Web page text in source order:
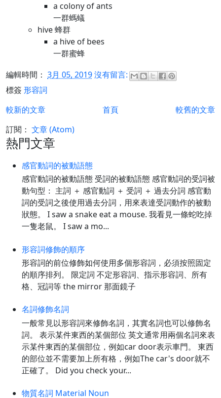
a colony of ants
一群螞蟻
hive 蜂群
a hive of bees
一群蜜蜂
編輯時間： 3月 05, 2019沒有留言:
標簽 形容詞
較新的文章
較舊的文章
首頁
訂閱： 文章 (Atom)
熱門文章
感官動詞的被動語態
感官動詞的被動語態 受詞的被動語態 感官動詞的受詞被
動句型： 主詞 ＋ 感官動詞 ＋ 受詞 ＋ 過去分詞 感官動
詞的受詞之後使用過去分詞，用來表達受詞動作的被動
狀態。 I saw a snake eat a mouse. 我看見一條蛇吃掉
一隻老鼠。 I saw a mo...
形容詞修飾的順序
形容詞的前位修飾如何使用多個形容詞，必須按照固定
的順序排列。 限定詞 不定形容詞、指示形容詞、所有
格、冠詞等 the mirror 那面鏡子
名詞修飾名詞
一般常見以形容詞來修飾名詞，其實名詞也可以修飾名
詞。 表示某件東西的某個部位 英文通常用兩個名詞來表
示某件東西的某個部位，例如car door表示車門。 東西
的部位並不需要加上所有格，例如The car's door就不
正確了。 Did you check your...
物質名詞 Material Noun